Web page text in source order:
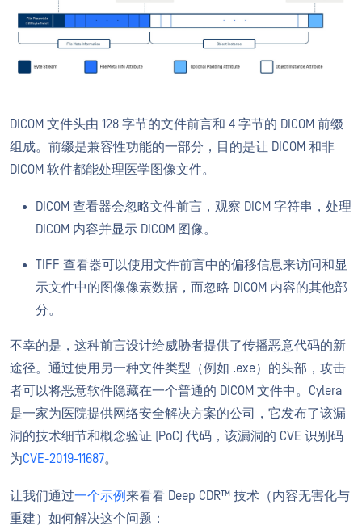
DICOM 文件头由 128 字节的文件前言和 4 字节的 DICOM 前缀
组成。前缀是兼容性功能的一部分，目的是让 DICOM 和非
DICOM 软件都能处理医学图像文件。
DICOM 查看器会忽略文件前言，观察 DICM 字符串，处理
DICOM 内容并显示 DICOM 图像。
TIFF 查看器可以使用文件前言中的偏移信息来访问和显
示文件中的图像像素数据，而忽略 DICOM 内容的其他部
分。
不幸的是，这种前言设计给威胁者提供了传播恶意代码的新
途径。通过使用另一种文件类型（例如 .exe）的头部，攻击
者可以将恶意软件隐藏在一个普通的 DICOM 文件中。Cylera
是一家为医院提供网络安全解决方案的公司，它发布了该漏
洞的技术细节和概念验证 (PoC) 代码，该漏洞的 CVE 识别码
为CVE-2019-11687。
让我们通过一个示例来看看 Deep CDR™ 技术（内容无害化与
重建） 如何解决这个问题：